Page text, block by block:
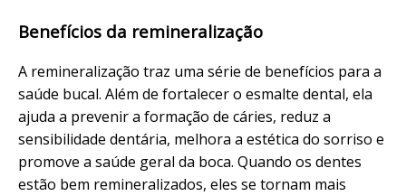
Benefícios da remineralização
A remineralização traz uma série de benefícios para a
saúde bucal. Além de fortalecer o esmalte dental, ela
ajuda a prevenir a formação de cáries, reduz a
sensibilidade dentária, melhora a estética do sorriso e
promove a saúde geral da boca. Quando os dentes
estão bem remineralizados, eles se tornam mais